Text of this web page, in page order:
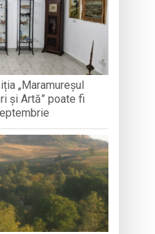
„Maramureșul
și Artă” poate fi